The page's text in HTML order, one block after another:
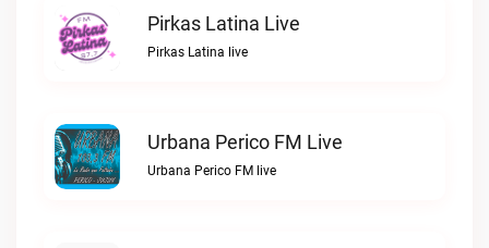
Pirkas Latina Live
Pirkas Latina live
Urbana Perico FM Live
Urbana Perico FM live